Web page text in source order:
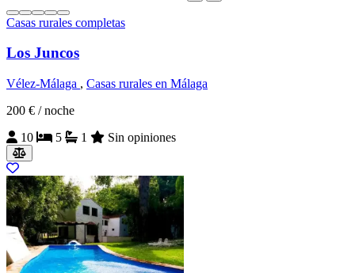
Casas rurales completas
Los Juncos
Vélez-Málaga , Casas rurales en Málaga
200 € / noche
10
5 1 Sin opiniones